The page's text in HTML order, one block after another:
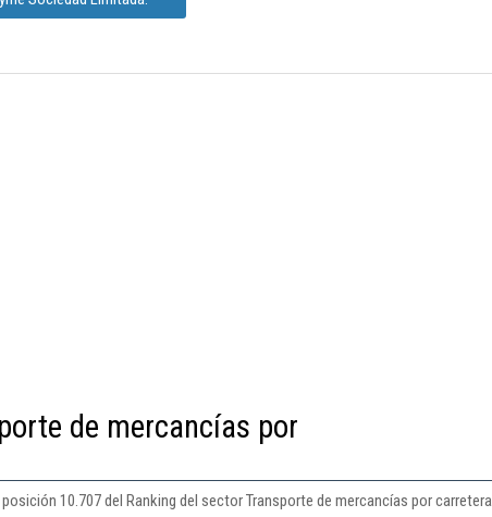
de mercancías por
10.707 del Ranking del sector Transporte de mercancías por carretera.